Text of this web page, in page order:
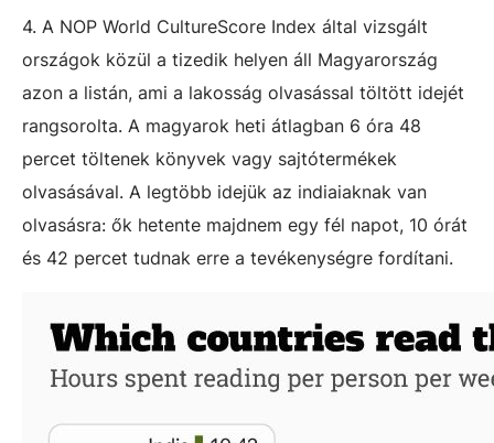
4. A NOP World CultureScore Index által vizsgált
országok közül a tizedik helyen áll Magyarország
azon a listán, ami a lakosság olvasással töltött idejét
rangsorolta. A magyarok heti átlagban 6 óra 48
percet töltenek könyvek vagy sajtótermékek
olvasásával. A legtöbb idejük az indiaiaknak van
olvasásra: ők hetente majdnem egy fél napot, 10 órát
és 42 percet tudnak erre a tevékenységre fordítani.